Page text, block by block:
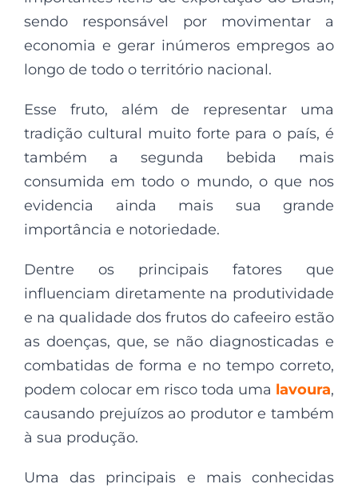
sendo responsável por movimentar a
economia e gerar inúmeros empregos ao
longo de todo o território nacional.
Esse fruto, além de representar uma
tradição cultural muito forte para o país, é
também a segunda bebida mais
consumida em todo o mundo, o que nos
evidencia ainda mais sua grande
importância e notoriedade.
Dentre os principais fatores que
influenciam diretamente na produtividade
e na qualidade dos frutos do cafeeiro estão
as doenças, que, se não diagnosticadas e
combatidas de forma e no tempo correto,
podem colocar em risco toda uma lavoura,
causando prejuízos ao produtor e também
à sua produção.
Uma das principais e mais conhecidas